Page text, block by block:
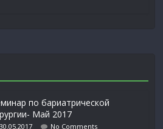
по бариатрической
Май 2017
30.05.2017 No Comments